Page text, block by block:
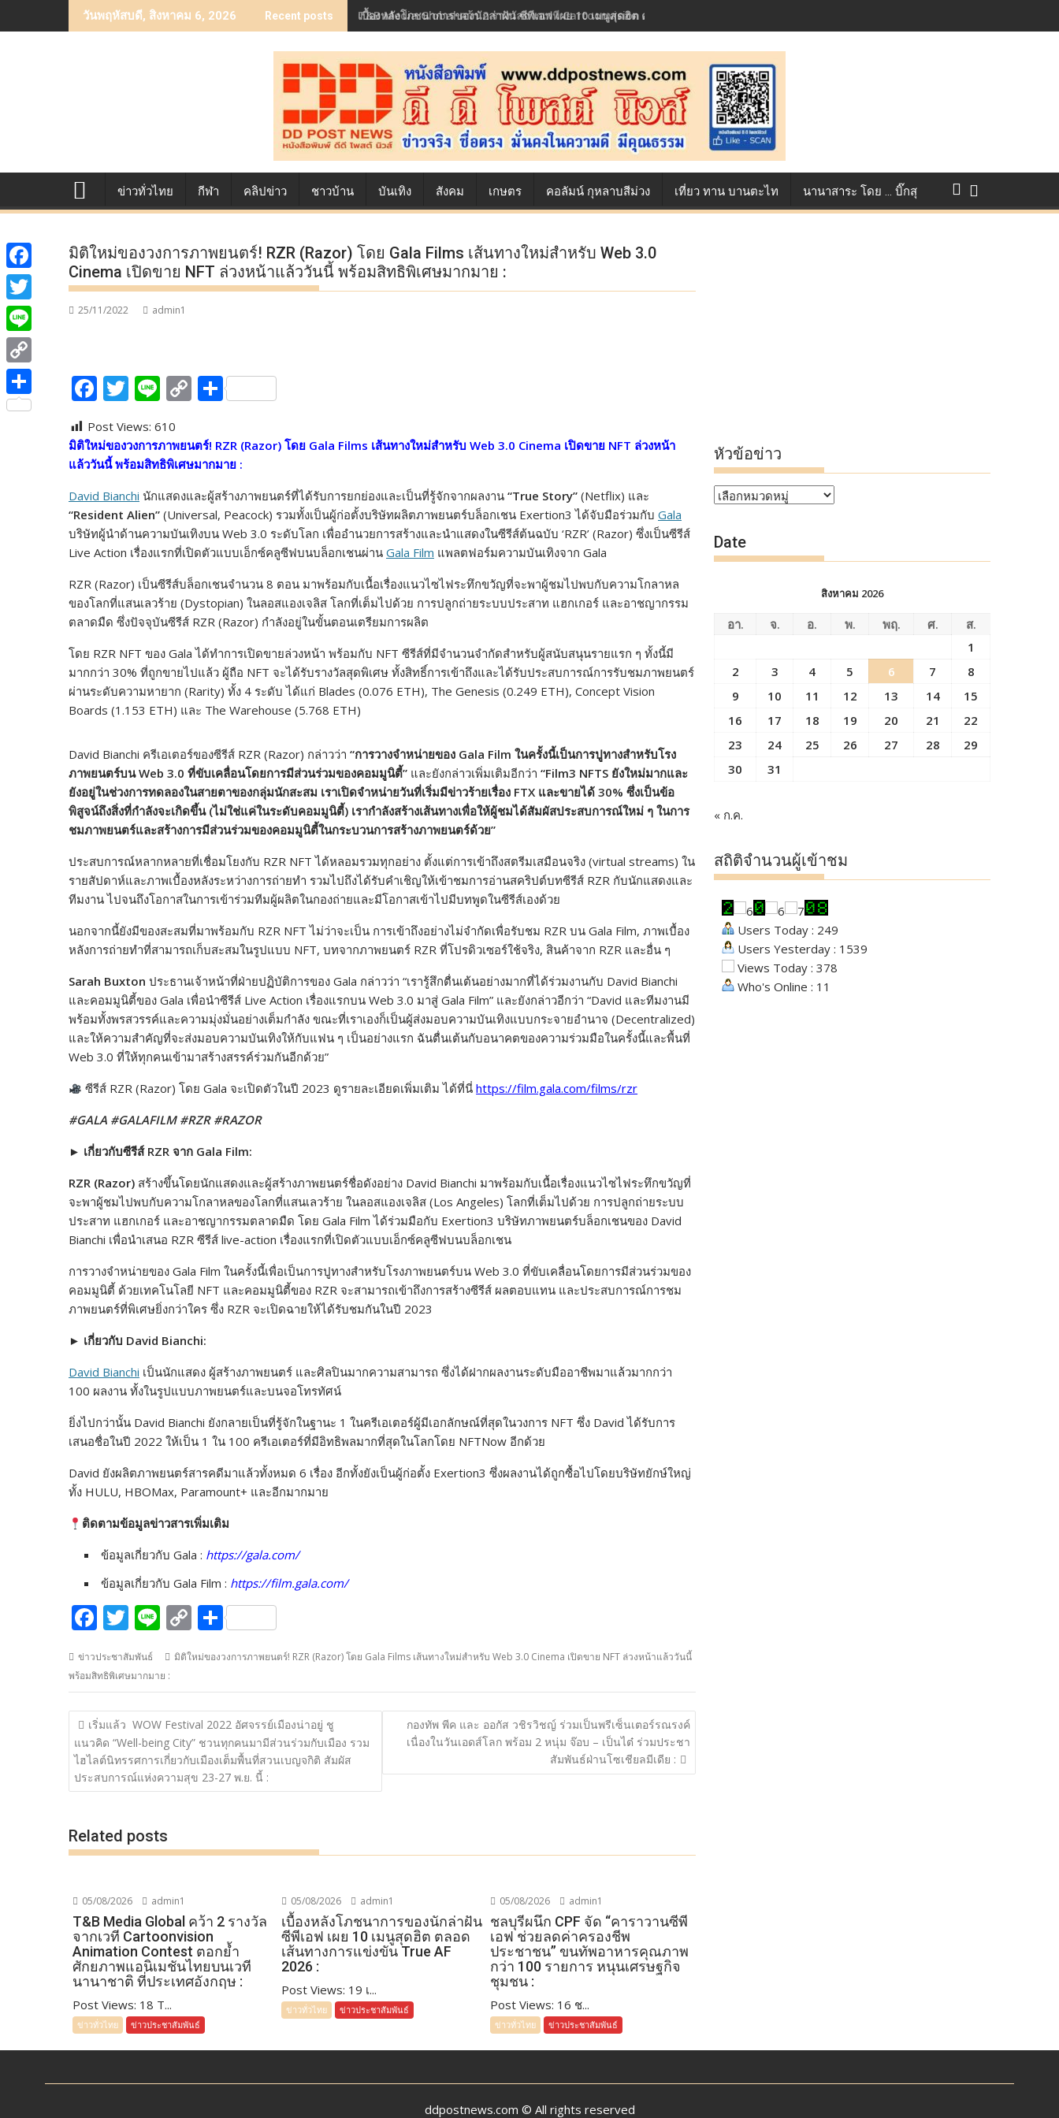
to
วันพฤหัสบดี, สิงหาคม 6, 2026 Recent posts เบื้องหลังโภชนาการของนักล่าฝัน ซีพีเอฟ เผย 10 เมนูสุดฮิต ตลอดเส้นทางการแข่งขัน True AF 2026 :
ข่าวทั่วไทย กีฬา คลิปข่าว ชาวบ้าน บันเทิง สังคม เกษตร คอลัมน์ กุหลาบสีม่วง เที่ยว ทาน บานตะไท นานาสาระ โดย … บิ๊กสุ
มิติใหม่ของวงการภาพยนตร์! RZR (Razor) โดย Gala Films เส้นทางใหม่สำหรับ Web 3.0
Cinema เปิดขาย NFT ล่วงหน้าแล้ววันนี้ พร้อมสิทธิพิเศษมากมาย :
25/11/2022 admin1
F
e
b
o
o
k
T
itt
er
Li
e
C
p
y
Li
n
k
S
ar
e
Post Views: 610
มิติใหม่ของวงการภาพยนตร์! RZR (Razor) โดย Gala Films เส้นทางใหม่สำหรับ Web 3.0 Cinema เปิดขาย NFT ล่วงหน้า
แล้ววันนี้ พร้อมสิทธิพิเศษมากมาย :
David Bianchi นักแสดงและผู้สร้างภาพยนตร์ที่ได้รับการยกย่องและเป็นที่รู้จักจากผลงาน “True Story” (Netflix) และ
“Resident Alien” (Universal, Peacock) รวมทั้งเป็นผู้ก่อตั้งบริษัทผลิตภาพยนตร์บล็อกเชน Exertion3 ได้จับมือร่วมกับ Gala
บริษัทผู้นำด้านความบันเทิงบน Web 3.0 ระดับโลก เพื่ออำนวยการสร้างและนำแสดงในซีรีส์ต้นฉบับ ‘RZR’ (Razor) ซึ่งเป็นซีรีส์
Live Action เรื่องแรกที่เปิดตัวแบบเอ็กซ์คลูซีฟบนบล็อกเชนผ่าน Gala Film แพลตฟอร์มความบันเทิงจาก Gala
RZR (Razor) เป็นซีรีส์บล็อกเชนจำนวน 8 ตอน มาพร้อมกับเนื้อเรื่องแนวไซไฟระทึกขวัญที่จะพาผู้ชมไปพบกับความโกลาหล
ของโลกที่แสนเลวร้าย (Dystopian) ในลอสแองเจลิส โลกที่เต็มไปด้วย การปลูกถ่ายระบบประสาท แฮกเกอร์ และอาชญากรรม
ตลาดมืด ซึ่งปัจจุบันซีรีส์ RZR (Razor) กำลังอยู่ในขั้นตอนเตรียมการผลิต
โดย RZR NFT ของ Gala ได้ทำการเปิดขายล่วงหน้า พร้อมกับ NFT ซีรีส์ที่มีจำนวนจำกัดสำหรับผู้สนับสนุนรายแรก ๆ ทั้งนี้มี
มากกว่า 30% ที่ถูกขายไปแล้ว ผู้ถือ NFT จะได้รับรางวัลสุดพิเศษ ทั้งสิทธิ์การเข้าถึงและได้รับประสบการณ์การรับชมภาพยนตร์
ผ่านระดับความหายาก (Rarity) ทั้ง 4 ระดับ ได้แก่ Blades (0.076 ETH), The Genesis (0.249 ETH), Concept Vision
Boards (1.153 ETH) และ The Warehouse (5.768 ETH)
David Bianchi ครีเอเตอร์ของซีรีส์ RZR (Razor) กล่าวว่า “การวางจำหน่ายของ Gala Film ในครั้งนี้เป็นการปูทางสำหรับโรง
ภาพยนตร์บน Web 3.0 ที่ขับเคลื่อนโดยการมีส่วนร่วมของคอมมูนิตี้” และยังกล่าวเพิ่มเติมอีกว่า “Film3 NFTS ยังใหม่มากและ
ยังอยู่ในช่วงการทดลองในสายตาของกลุ่มนักสะสม เราเปิดจำหน่ายวันที่เริ่มมีข่าวร้ายเรื่อง FTX และขายได้ 30% ซึ่งเป็นข้อ
พิสูจน์ถึงสิ่งที่กำลังจะเกิดขึ้น (ไม่ใช่แค่ในระดับคอมมูนิตี้) เรากำลังสร้างเส้นทางเพื่อให้ผู้ชมได้สัมผัสประสบการณ์ใหม่ ๆ ในการ
ชมภาพยนตร์และสร้างการมีส่วนร่วมของคอมมูนิตี้ในกระบวนการสร้างภาพยนตร์ด้วย”
ประสบการณ์หลากหลายที่เชื่อมโยงกับ RZR NFT ได้หลอมรวมทุกอย่าง ตั้งแต่การเข้าถึงสตรีมเสมือนจริง (virtual streams) ใน
รายสัปดาห์และภาพเบื้องหลังระหว่างการถ่ายทำ รวมไปถึงได้รับคำเชิญให้เข้าชมการอ่านสคริปต์บทซีรีส์ RZR กับนักแสดงและ
ทีมงาน ไปจนถึงโอกาสในการเข้าร่วมทีมผู้ผลิตในกองถ่ายและมีโอกาสเข้าไปมีบทพูดในซีรีส์เองด้วย
นอกจากนี้ยังมีของสะสมที่มาพร้อมกับ RZR NFT ไม่ว่าจะเป็น การเข้าถึงอย่างไม่จำกัดเพื่อรับชม RZR บน Gala Film, ภาพเบื้อง
หลังการถ่ายทำที่สามารถเก็บสะสมในรูปแบบ NFT, บทจากภาพยนตร์ RZR ที่โปรดิวเซอร์ใช้จริง, สินค้าจาก RZR และอื่น ๆ
Sarah Buxton ประธานเจ้าหน้าที่ฝ่ายปฏิบัติการของ Gala กล่าวว่า “เรารู้สึกตื่นเต้นอย่างมากที่ได้ร่วมงานกับ David Bianchi
และคอมมูนิตี้ของ Gala เพื่อนำซีรีส์ Live Action เรื่องแรกบน Web 3.0 มาสู่ Gala Film” และยังกล่าวอีกว่า “David และทีมงานมี
พร้อมทั้งพรสวรรค์และความมุ่งมั่นอย่างเต็มกำลัง ขณะที่เราเองก็เป็นผู้ส่งมอบความบันเทิงแบบกระจายอำนาจ (Decentralized)
และให้ความสำคัญที่จะส่งมอบความบันเทิงให้กับแฟน ๆ เป็นอย่างแรก ฉันตื่นเต้นกับอนาคตของความร่วมมือในครั้งนี้และพื้นที่
Web 3.0 ที่ให้ทุกคนเข้ามาสร้างสรรค์ร่วมกันอีกด้วย”
ซีรีส์ RZR (Razor) โดย Gala จะเปิดตัวในปี 2023 ดูรายละเอียดเพิ่มเติม ได้ที่นี่https://film.gala.com/films/rzr
#GALA #GALAFILM #RZR #RAZOR
► เกี่ยวกับซีรีส์ RZR จาก Gala Film:
RZR (Razor) สร้างขึ้นโดยนักแสดงและผู้สร้างภาพยนตร์ชื่อดังอย่าง David Bianchi มาพร้อมกับเนื้อเรื่องแนวไซไฟระทึกขวัญที่
จะพาผู้ชมไปพบกับความโกลาหลของโลกที่แสนเลวร้าย ในลอสแองเจลิส (Los Angeles) โลกที่เต็มไปด้วย การปลูกถ่ายระบบ
ประสาท แฮกเกอร์ และอาชญากรรมตลาดมืด โดย Gala Film ได้ร่วมมือกับ Exertion3 บริษัทภาพยนตร์บล็อกเชนของ David
Bianchi เพื่อนำเสนอ RZR ซีรีส์ live-action เรื่องแรกที่เปิดตัวแบบเอ็กซ์คลูซีฟบนบล็อกเชน
การวางจำหน่ายของ Gala Film ในครั้งนี้เพื่อเป็นการปูทางสำหรับโรงภาพยนตร์บน Web 3.0 ที่ขับเคลื่อนโดยการมีส่วนร่วมของ
คอมมูนิตี้ ด้วยเทคโนโลยี NFT และคอมมูนิตี้ของ RZR จะสามารถเข้าถึงการสร้างซีรีส์ ผลตอบแทน และประสบการณ์การชม
ภาพยนตร์ที่พิเศษยิ่งกว่าใคร ซึ่ง RZR จะเปิดฉายให้ได้รับชมกันในปี 2023
► เกี่ยวกับ David Bianchi:
David Bianchi เป็นนักแสดง ผู้สร้างภาพยนตร์ และศิลปินมากความสามารถ ซึ่งได้ฝากผลงานระดับมืออาชีพมาแล้วมากกว่า
100 ผลงาน ทั้งในรูปแบบภาพยนตร์และบนจอโทรทัศน์
ยิ่งไปกว่านั้น David Bianchi ยังกลายเป็นที่รู้จักในฐานะ 1 ในครีเอเตอร์ผู้มีเอกลักษณ์ที่สุดในวงการ NFT ซึ่ง David ได้รับการ
เสนอชื่อในปี 2022 ให้เป็น 1 ใน 100 ครีเอเตอร์ที่มีอิทธิพลมากที่สุดในโลกโดย NFTNow อีกด้วย
David ยังผลิตภาพยนตร์สารคดีมาแล้วทั้งหมด 6 เรื่อง อีกทั้งยังเป็นผู้ก่อตั้ง Exertion3 ซึ่งผลงานได้ถูกซื้อไปโดยบริษัทยักษ์ใหญ่
ทั้ง HULU, HBOMax, Paramount+ และอีกมากมาย
ติดตามข้อมูลข่าวสารเพิ่มเติม
ข้อมูลเกี่ยวกับ Gala : https://gala.com/
ข้อมูลเกี่ยวกับ Gala Film : https://film.gala.com/
F
e
b
o
o
k
T
itt
er
Li
e
C
p
y
Li
n
k
S
ar
e
ข่าวประชาสัมพันธ์
มิติใหม่ของวงการภาพยนตร์! RZR (Razor) โดย Gala Films เส้นทางใหม่สำหรับ Web 3.0 Cinema เปิดขาย NFT ล่วงหน้าแล้ววันนี้
พร้อมสิทธิพิเศษมากมาย :
แนะแนว
เรื่อง
เริ่มแล้ว WOW Festival 2022 อัศจรรย์เมืองน่าอยู่ ชู
แนวคิด “Well-being City” ชวนทุกคนมามีส่วนร่วมกับเมือง รวม
ไฮไลต์นิทรรศการเกี่ยวกับเมืองเต็มพื้นที่สวนเบญจกิติ สัมผัส
ประสบการณ์แห่งความสุข 23-27 พ.ย. นี้ :
กองทัพ พีค และ ออกัส วชิรวิชญ์ ร่วมเป็นพรีเซ็นเตอร์รณรงค์
เนื่องในวันเอดส์โลก พร้อม 2 หนุ่ม จ๊อบ – เป็นไต๋ ร่วมประชา
สัมพันธ์ฝ่านโซเชียลมีเดีย :
Related posts
05/08/2026 admin1
T&B Media Global คว้า 2 รางวัล
จากเวที Cartoonvision
Animation Contest ตอกย้ำ
ศักยภาพแอนิเมชันไทยบนเวที
นานาชาติ ที่ประเทศอังกฤษ :
Post Views: 18 T...
ข่าวทั่วไทย ข่าวประชาสัมพันธ์
05/08/2026 admin1
เบื้องหลังโภชนาการของนักล่าฝัน
ซีพีเอฟ เผย 10 เมนูสุดฮิต ตลอด
เส้นทางการแข่งขัน True AF
2026 :
Post Views: 19 เ...
ข่าวทั่วไทย ข่าวประชาสัมพันธ์
05/08/2026 admin1
ชลบุรีผนึก CPF จัด “คาราวานซีพี
เอฟ ช่วยลดค่าครองชีพ
ประชาชน” ขนทัพอาหารคุณภาพ
กว่า 100 รายการ หนุนเศรษฐกิจ
ชุมชน :
Post Views: 16 ช...
ข่าวทั่วไทย ข่าวประชาสัมพันธ์
หัวข้อข่าว
หัวข้อ
Date
สิงหาคม 2026
อา. จ. อ. พ. พฤ. ศ.
ส.
1
2
3 4 5 6 7
8
9
10 11 12 13 14
15
16
17 18 19 20 21
22
23
24 25 26 27 28
29
30
31
« ก.ค.
สถิติจำนวนผู้เข้าชม
Users Today : 249
Users Yesterday : 1539
Views Today : 378
Who's Online : 11
ddpostnews.com © All rights reserved
F
a
c
e
b
o
T
w
i
t
t
L
i
n
C
o
S